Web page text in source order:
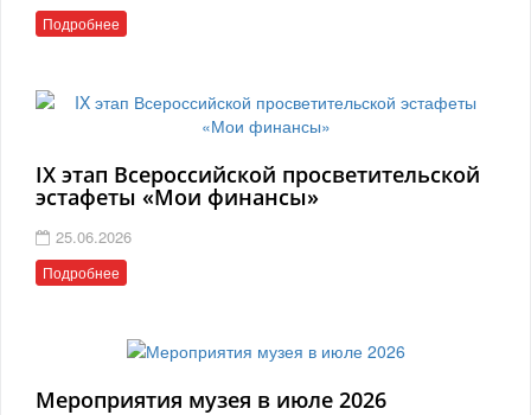
Подробнее
IX этап Всероссийской просветительской
эстафеты «Мои финансы»
25.06.2026
Подробнее
Мероприятия музея в июле 2026